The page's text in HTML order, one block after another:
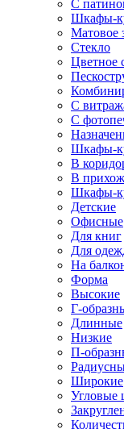
С
Шкафы-
Матовое
Стекло
Цветное
С
С
Шкафы-
В
В
Шкафы-
Детские
Офисные
Для книг
Для
На
Форма
Высокие
Г-
Длинные
Низкие
П-
Широкие
Угловые